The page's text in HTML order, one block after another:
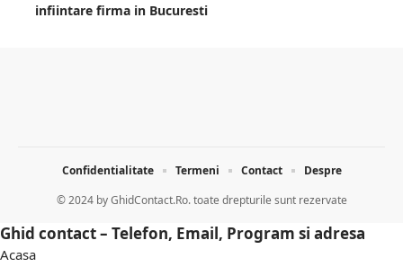
infiintare firma in Bucuresti
© 2024 byGhidContact.Ro. toate drepturile sunt rezervate
Confidentialitate Termeni Contact Despre
Ghid contact – Telefon, Email, Program si adresa
Acasa